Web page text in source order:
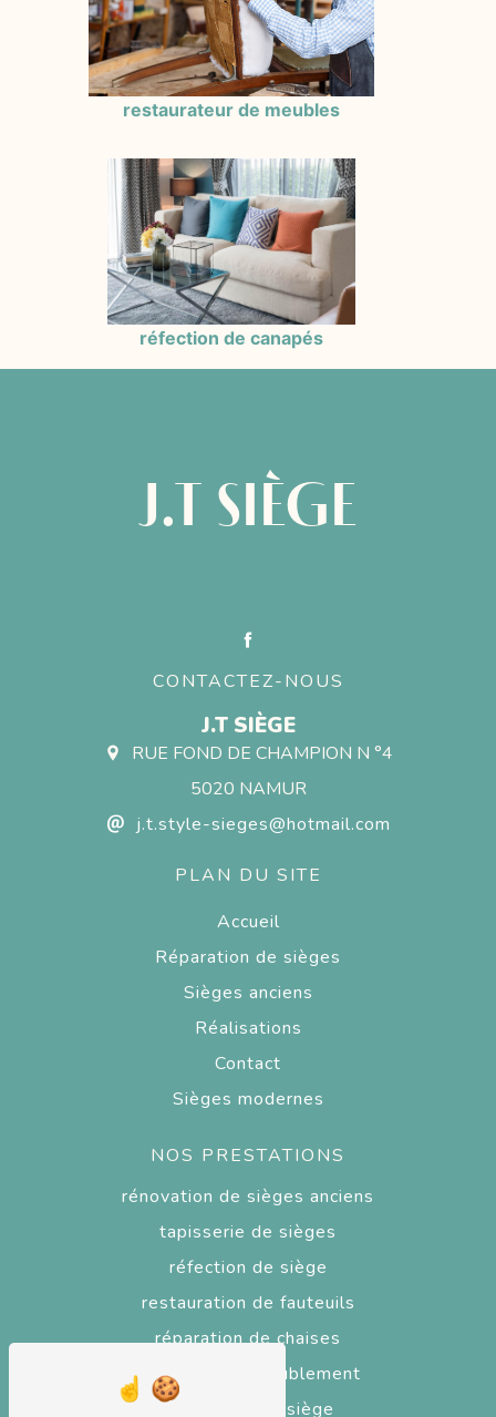
restaurateur de meubles
réfection de canapés
J.T SIÈGE
CONTACTEZ-NOUS
J.T SIÈGE
RUE FOND DE CHAMPION N °4
5020 NAMUR
j.t.style-sieges@hotmail.com
PLAN DU SITE
Accueil
Réparation de sièges
Sièges anciens
Réalisations
Contact
Sièges modernes
NOS PRESTATIONS
rénovation de sièges anciens
tapisserie de sièges
réfection de siège
restauration de fauteuils
réparation de chaises
tapisserie d'ameublement
réparateur de siège